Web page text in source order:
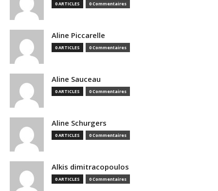
0 ARTICLES 0 Commentaires
Aline Piccarelle
0 ARTICLES 0 Commentaires
Aline Sauceau
0 ARTICLES 0 Commentaires
Aline Schurgers
0 ARTICLES 0 Commentaires
Alkis dimitracopoulos
0 ARTICLES 0 Commentaires